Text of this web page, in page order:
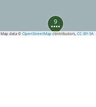
9
Map data © OpenStreetMap contributors, CC-BY-SA